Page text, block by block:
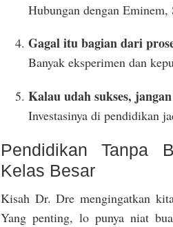
Hubungan dengan
Gagal itu bagian dari
Banyak eksperimen dan
Kalau udah sukses,
Investasinya di pendidikan
Pendidikan Tanpa
Kelas Besar
Kisah Dr. Dre mengingatkan
Yang penting, lo punya niat